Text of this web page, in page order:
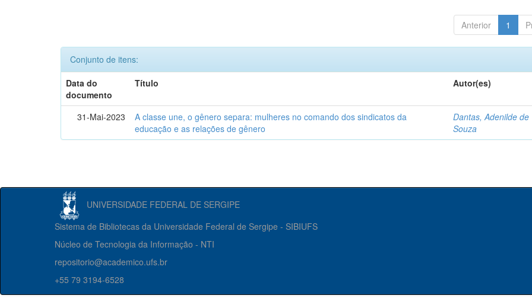
Anterior 1
Conjunto de itens:
Data do
documento
Título Autor(es)
31-Mai-2023
A classe une, o gênero separa: mulheres no comando dos sindicatos da
educação e as relações de gênero
Dantas, Adenilde de
Souza
UNIVERSIDADE FEDERAL DE SERGIPE
Sistema de Bibliotecas da Universidade Federal de Sergipe - SIBIUFS
Núcleo de Tecnologia da Informação - NTI
repositorio@academico.ufs.br
+55 79 3194-6528